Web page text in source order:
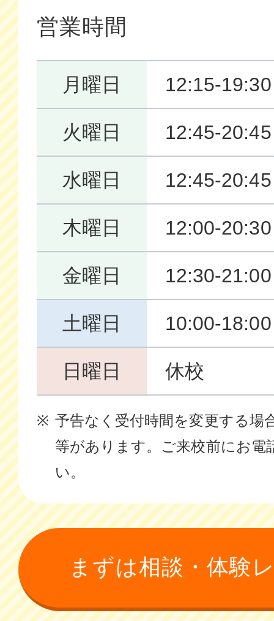
営業時間
月曜日 12:15-19:30
火曜日 12:45-20:45
水曜日 12:45-20:45
木曜日 12:00-20:30
金曜日 12:30-21:00
土曜日 10:00-18:00
日曜日 休校
予告なく受付時間を変更する場
等があります。ご来校前にお電
い。
まずは相談・体験